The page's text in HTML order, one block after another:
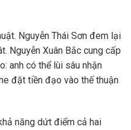
Nguyễn Thái Sơn đem lại
Nguyễn Xuân Bắc cung cấp
anh có thể lùi sâu nhận
đặt tiền đạo vào thế thuận
năng dứt điểm cả hai